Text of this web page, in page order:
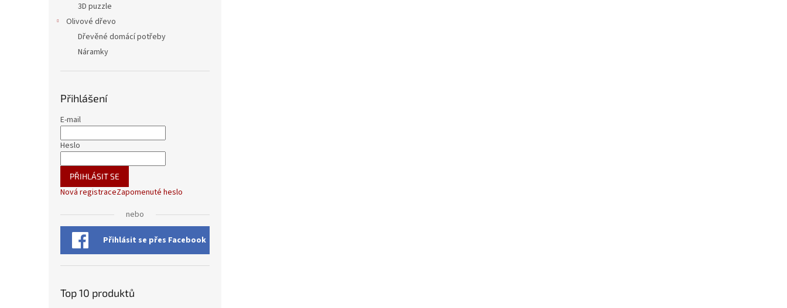
3D puzzle
Olivové dřevo
Dřevěné domácí potřeby
Náramky
Přihlášení
E-mail
Heslo
PŘIHLÁSIT SE
Nová registraceZapomenuté heslo
nebo
Přihlásit se přes Facebook
Top 10 produktů